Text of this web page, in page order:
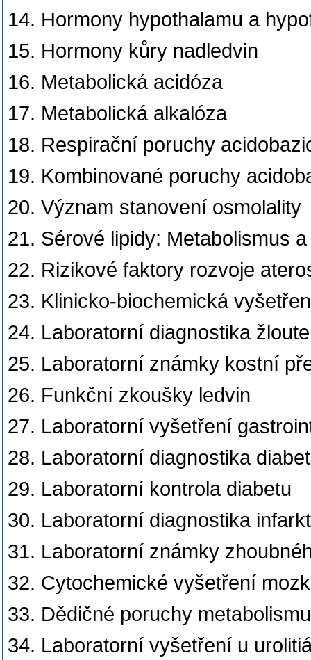
14. Hormony hypothalamu a
15. Hormony kůry nadledvin
16. Metabolická acidóza
17. Metabolická alkalóza
18. Respirační poruchy
19. Kombinované poruchy
20. Význam stanovení osmolality
21. Sérové lipidy: Metabolismus
22. Rizikové faktory rozvoje
23. Klinicko-biochemická
24. Laboratorní diagnostika
25. Laboratorní známky kostní
26. Funkční zkoušky ledvin
27. Laboratorní vyšetření
28. Laboratorní diagnostika
29. Laboratorní kontrola diabetu
30. Laboratorní diagnostika
31. Laboratorní známky
32. Cytochemické vyšetření
33. Dědičné poruchy
34. Laboratorní vyšetření u